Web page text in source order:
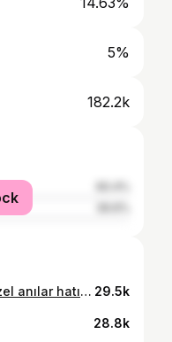
5%
182.2k
Sadece güzel insanlar ve güzel anılar hatırlayacağım bir süreç bırakıyorum buraya ne eksik ne fazla!✨ Beni bu yolculuğa dahil edip Cansu olmamı sağladıkları ve tüüm destekleri için yönetmenlerim @serkanbirinci ve @nesekelsoy teşekkür ederim 🥹♥️ Bu kısa süreçte bana kucak açan tüm dostlarım iyi ki girdiniz hayatıma !❤️‍🔥 @ngmediatv @kardeslerim 29.5k
28.8k